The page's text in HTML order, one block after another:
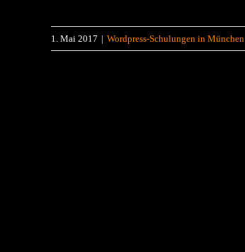
1. Mai 2017 | Wordpress-Schulungen in München